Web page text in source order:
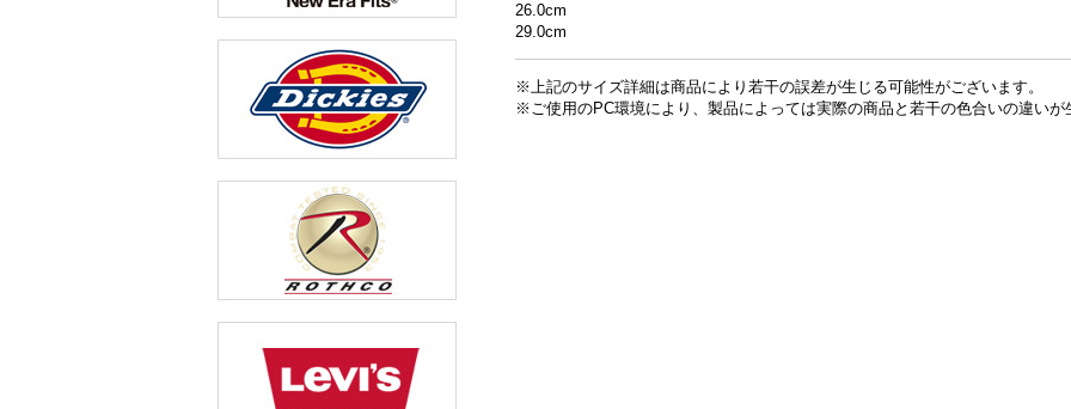
26.0cm
29.0cm
※上記のサイズ詳細は商品により若干の誤差が生じる可能性がございます。
※ご使用のPC環境により、製品によっては実際の商品と若干の色合いの違いが